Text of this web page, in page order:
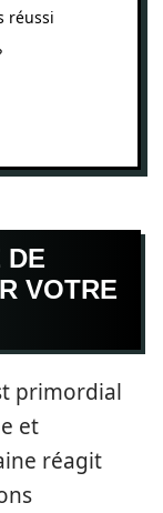
réussi
DE
VOTRE
primordial
et
réagit